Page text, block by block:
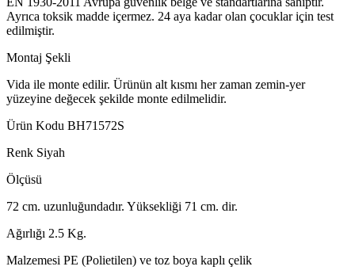
Ayrıca toksik madde içermez. 24 aya kadar olan çocuklar için test
edilmiştir.
Montaj Şekli
Vida ile monte edilir. Ürünün alt kısmı her zaman zemin-yer
yüzeyine değecek şekilde monte edilmelidir.
Ürün Kodu BH71572S
Renk Siyah
Ölçüsü
72 cm. uzunluğundadır. Yüksekliği 71 cm. dir.
Ağırlığı 2.5 Kg.
Malzemesi PE (Polietilen) ve toz boya kaplı çelik